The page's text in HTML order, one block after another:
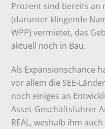
Prozent sind bereits
(darunter klingende
WPP) vermietet, das
aktuell noch in Bau.
Als Expansionschance
vor allem die SEE-
noch einiges an
Asset-Geschäftsführer
REAL, weshalb ihm